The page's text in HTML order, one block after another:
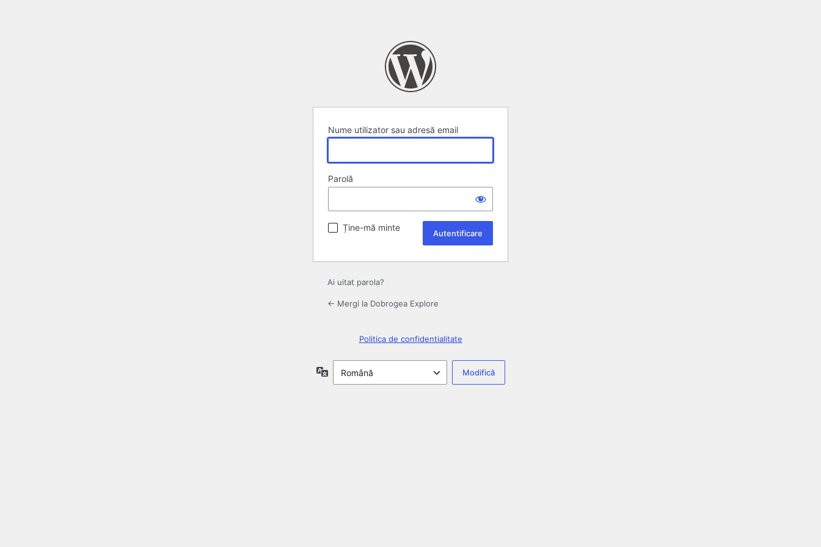
Nume utilizator sau adresă email
Parolă
Ține-mă minte
Ai uitat parola?
← Mergi la Dobrogea Explore
Politica de confidentialitate
Limbă